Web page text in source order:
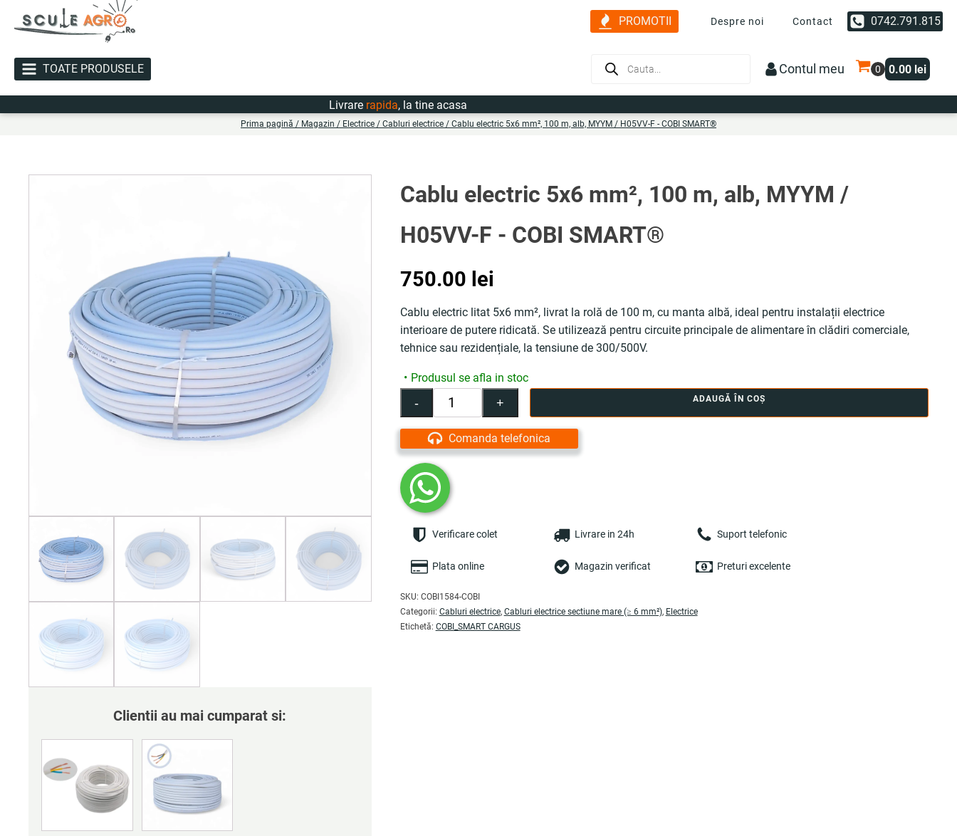
PROMOTII Despre noi Contact 0742.791.815
TOATE PRODUSELE
Products
Contul meu 0.00 lei
Livrarerapida, la tine acasa
Prima pagină / Magazin / Electrice / Cabluri electrice / Cablu electric 5x6 mm², 100 m, alb, MYYM / H05VV-F - COBI SMART®
Clientii au mai cumparat si:
Cablu electric 5x6 mm², 100 m, alb, MYYM /
H05VV-F - COBI SMART®
750.00 lei
Cablu electric litat 5x6 mm², livrat la rolă de 100 m, cu manta albă, ideal pentru instalații electrice
interioare de putere ridicată. Se utilizează pentru circuite principale de alimentare în clădiri comerciale,
tehnice sau rezidențiale, la tensiune de 300/500V.
Produsul se afla in stoc
-
Cantitate
Cablu
electric
5x6
100
m,
alb,
/
F
COBI
SMART®
+ ADAUGĂ ÎN COȘ
Comanda telefonica
Verificare colet Livrare in 24h Suport telefonic
Plata online Magazin verificat Preturi excelente
SKU: COBI1584-COBI
Categorii: Cabluri electrice, Cabluri electrice sectiune mare (≥ 6 mm²), Electrice
Etichetă: COBI_SMART CARGUS